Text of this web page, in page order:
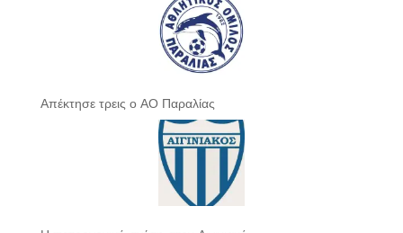
Απέκτησε τρεις ο ΑΟ Παραλίας